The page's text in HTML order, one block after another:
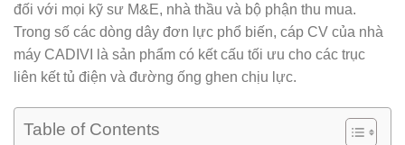
đối với mọi kỹ sư M&E, nhà thầu và bộ phận thu mua.
Trong số các dòng dây đơn lực phổ biến, cáp CV của nhà
máy CADIVI là sản phẩm có kết cấu tối ưu cho các trục
liên kết tủ điện và đường ống ghen chịu lực.
Table of Contents